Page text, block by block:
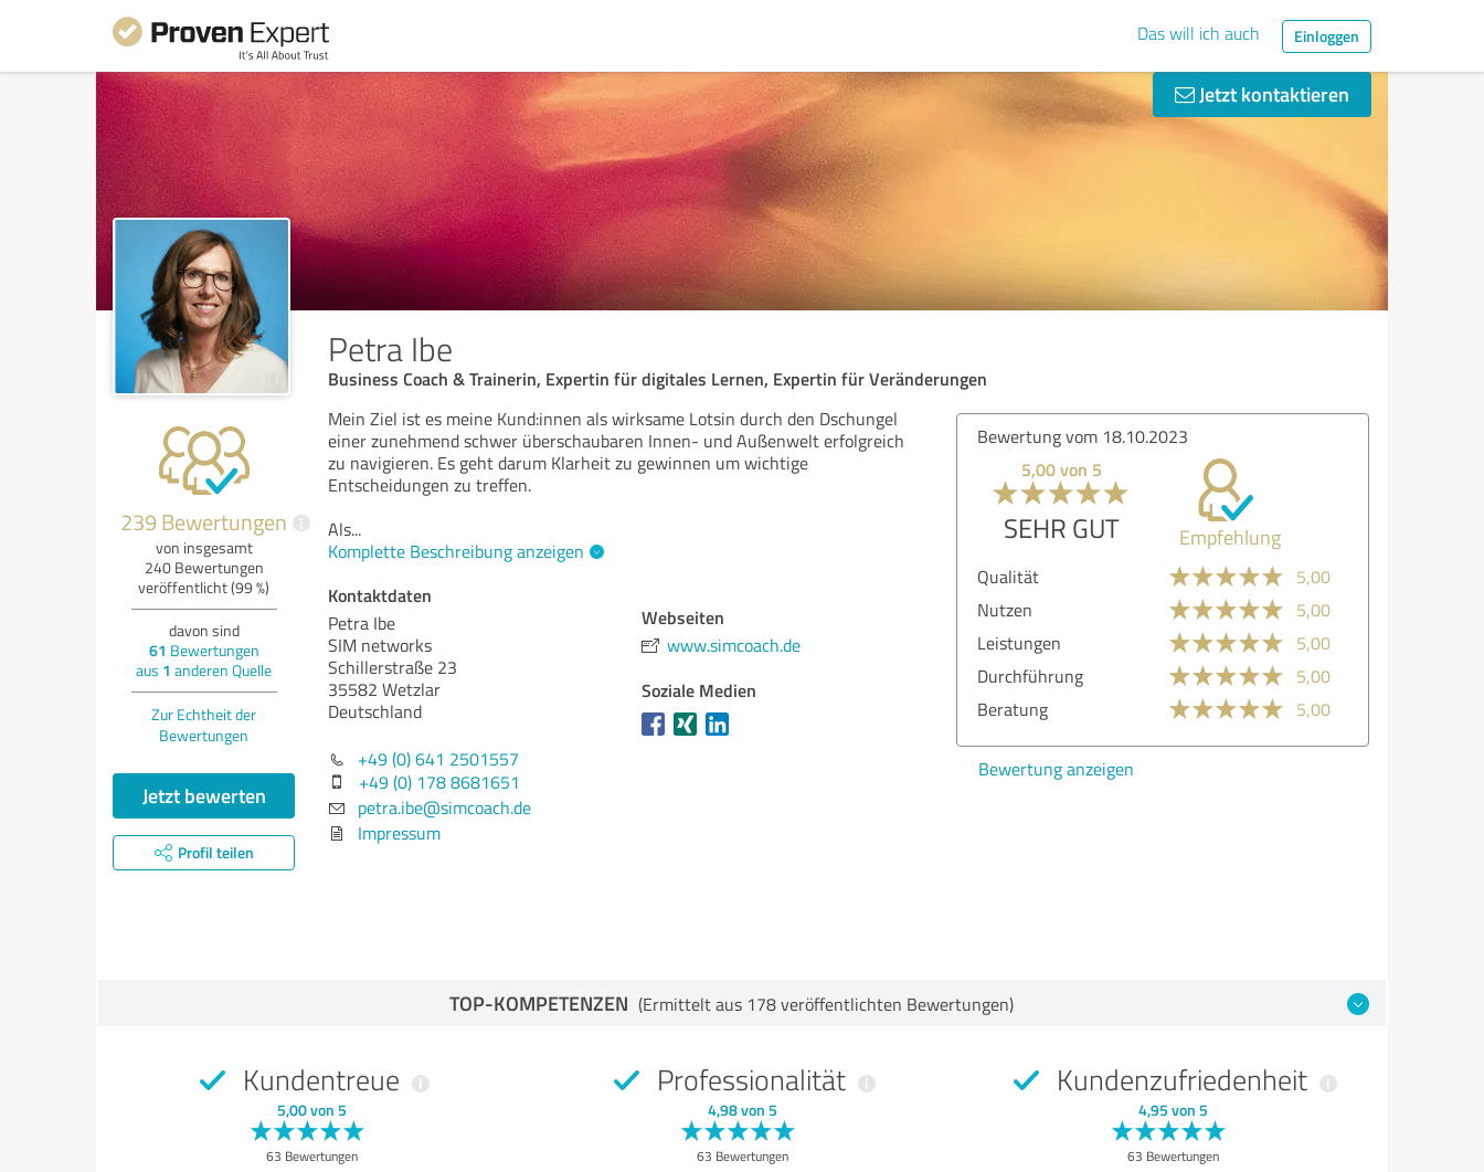
Das will ich auch Einloggen
Jetzt kontaktieren
Petra Ibe
Business Coach & Trainerin, Expertin für digitales Lernen, Expertin für Veränderungen
239 Bewertungen i
von insgesamt
240 Bewertungen
veröffentlicht (99 %)
davon sind
61 Bewertungen
aus 1 anderen Quelle
Zur Echtheit der
Bewertungen
Jetzt bewerten
Profil teilen
Mein Ziel ist es meine Kund:innen als wirksame Lotsin durch den Dschungel
einer zunehmend schwer überschaubaren Innen- und Außenwelt erfolgreich
zu navigieren. Es geht darum Klarheit zu gewinnen um wichtige
Entscheidungen zu treffen.
Als...
Komplette Beschreibung anzeigen
Kontaktdaten
Petra Ibe
SIM networks
Schillerstraße 23
35582 Wetzlar
Deutschland
+49 (0) 641 2501557
+49 (0) 178 8681651
petra.ibe@simcoach.de
Impressum
Webseiten
www.simcoach.de
Soziale Medien
Bewertung vom 18.10.2023
5,00 von 5
SEHR GUT Empfehlung
Qualität
5,00
Nutzen
5,00
Leistungen
5,00
Durchführung
5,00
Beratung
5,00
Bewertung anzeigen
TOP-KOMPETENZEN (Ermittelt aus 178 veröffentlichten Bewertungen)
Kundentreue
5,00 von 5
63 Bewertungen
Professionalität
4,98 von 5
63 Bewertungen
Kundenzufriedenheit
4,95 von 5
63 Bewertungen